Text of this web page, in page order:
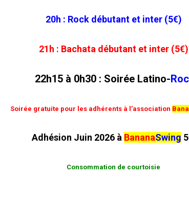
20h : Rock débutant et inter (5€)
21h : Bachata débutant et inter (5€)
22h15 à 0h30 : Soirée Latino-
Soirée gratuite pour les adhérents à l’association
Adhésion Juin 2026 à BananaSwing
Consommation de courtoisie